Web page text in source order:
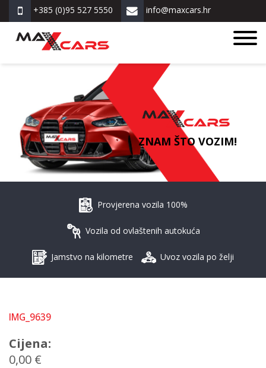
+385 (0)95 527 5550 info@maxcars.hr
ZNAM ŠTO VOZIM!
Provjerena vozila 100%
Vozila od ovlaštenih autokuća
Jamstvo na kilometre Uvoz vozila po želji
IMG_9639
Cijena:
0,00 €